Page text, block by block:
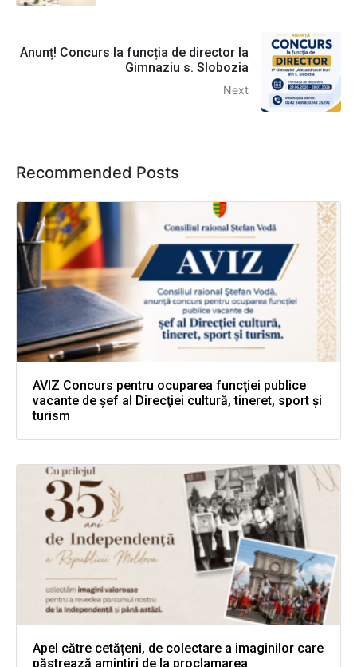
Anunț! Concurs la funcția de director la
Gimnaziu s. Slobozia
Next
Recommended Posts
AVIZ Concurs pentru ocuparea funcţiei publice
vacante de şef al Direcţiei cultură, tineret, sport şi
turism
Apel către cetățeni, de colectare a imaginilor care
păstrează amintiri de la proclamarea